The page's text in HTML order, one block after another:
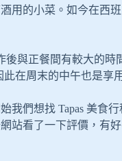
用的小菜。如今在西
與正餐間有較大的
在周末的中午也是享用
們想找 Tapas 美食
站看了一下評價，有